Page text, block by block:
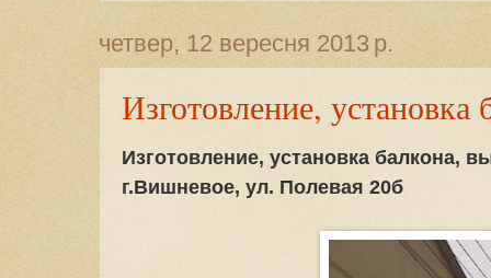
четвер, 12 вересня 2013 р.
Изготовление, установка
Изготовление, установка балкона,
г.Вишневое, ул. Полевая 20б